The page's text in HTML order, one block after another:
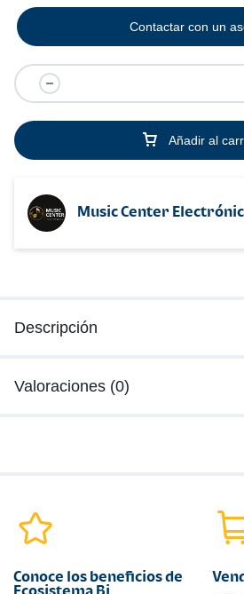
Añadir al
Contactar con un
Music Center
Descripción
Valoraciones (0)
Conoce los beneficios de